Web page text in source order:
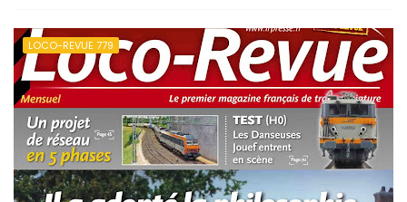
LOCO-REVUE 779